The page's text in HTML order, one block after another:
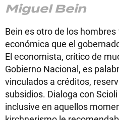
Miguel Bein
Bein es otro de los
económica que el
El economista, crítico de
Gobierno Nacional, es
vinculados a créditos,
subsidios. Dialoga con
inclusive en aquellos